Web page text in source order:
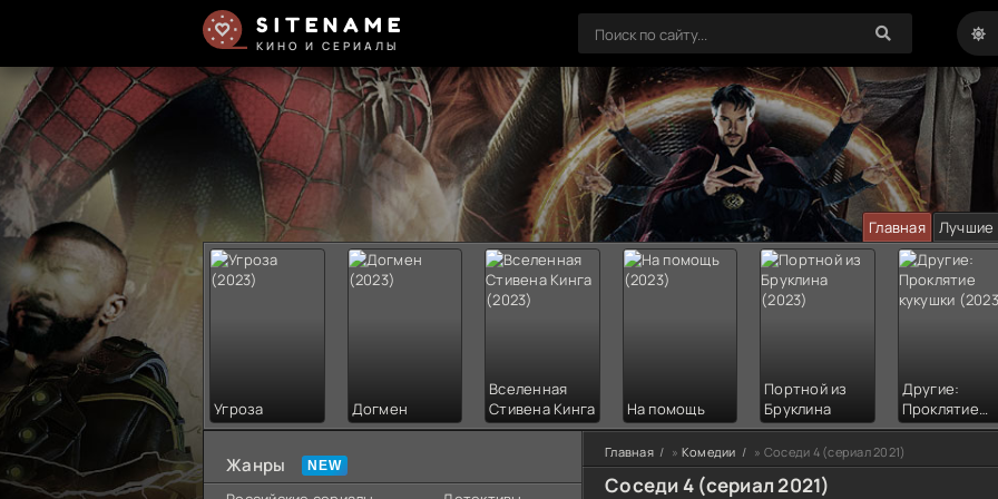
SITENAME
КИНО И СЕРИАЛЫ
Главная Лучшие
Угроза Догмен
Вселенная
Стивена Кинга
На помощь
Портной из
Бруклина
Другие:
Проклятие
кукушки
Жанры
Главная » Комедии » Соседи 4 (сериал 2021)
Соседи 4 (сериал 2021)